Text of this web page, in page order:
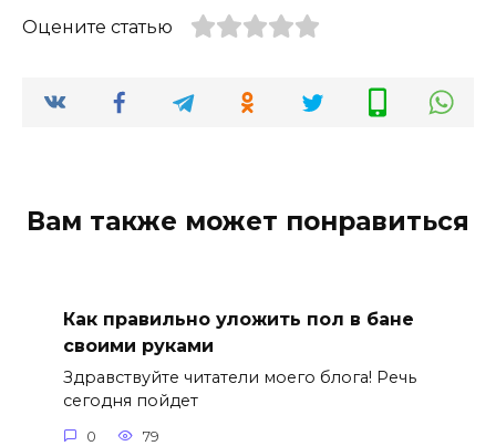
Оцените статью
Вам также может понравиться
Как правильно уложить пол в бане
своими руками
Здравствуйте читатели моего блога! Речь
сегодня пойдет
0 79